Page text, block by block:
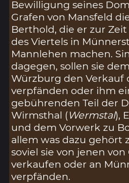
Bewilligung seines
Grafen von Mansfeld
Berthold, die er zur
des Viertels in
Mannlehen machen.
dagegen, sollen sie
Würzburg den Verkauf
verpfänden oder ihm
gebührenden Teil der
Wirmsthal (Wermstal),
und dem Vorwerk zu
allem was dazu gehört
soviel sie von jenen
verkaufen oder an
verpfänden.